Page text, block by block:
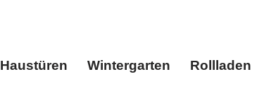
Haustüren Wintergarten Rollladen